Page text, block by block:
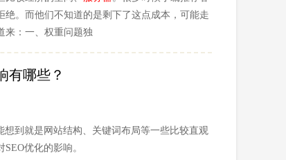
绝。而他们不知道的是剩下了这点成本，可能走
来：一、权重问题独
有哪些？
想到就是网站结构、关键词布局等一些比较直观
SEO优化的影响。